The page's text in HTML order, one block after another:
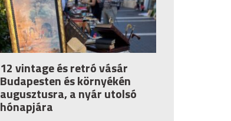
12 vintage és retró vásár
Budapesten és környékén
augusztusra, a nyár utolsó
hónapjára